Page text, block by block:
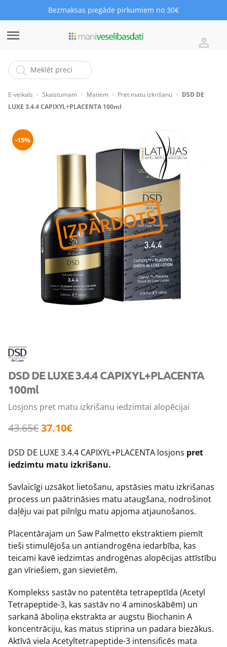
Bezmaksas piegāde pirkumiem no 30€
E-veikals Skaistumam Matiem Pret matu izkrišanu
DSD DE
LUXE 3.4.4 CAPIXYL+PLACENTA 100ml
-15%
DSD DE LUXE 3.4.4 CAPIXYL+PLACENTA
100ml
Losjons pret matu izkrišanu iedzimtai alopēcijai
43.65€37.10€
DSD DE LUXE 3.4.4 CAPIXYL+PLACENTA losjons pret
iedzimtu matu izkrišanu.
Savlaicīgi uzsākot lietošanu, apstāsies matu izkrišanas
process un paātrināsies matu ataugšana, nodrošinot
daļēju vai pat pilnīgu matu apjoma atjaunošanos.
Placentārajam un Saw Palmetto ekstraktiem piemīt
tieši stimulējoša un antiandrogēna iedarbība, kas
teicami kavē iedzimtas androgēnas alopēcijas attīstību
gan vīriešiem, gan sievietēm.
Komplekss sastāv no patentēta tetrapeptīda (Acetyl
Tetrapeptide-3, kas sastāv no 4 aminoskābēm) un
sarkanā āboliņa ekstrakta ar augstu Biochanin A
koncentrāciju, kas matus stiprina un padara biezākus.
Aktīvā viela Acetyltetrapeptide-3 intensificēs mata